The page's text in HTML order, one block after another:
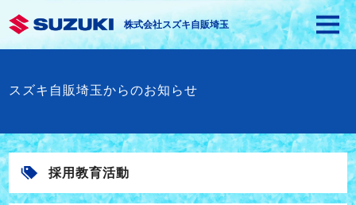
株式会社スズキ自販埼玉
スズキ自販埼玉からのお知らせ
採用教育活動